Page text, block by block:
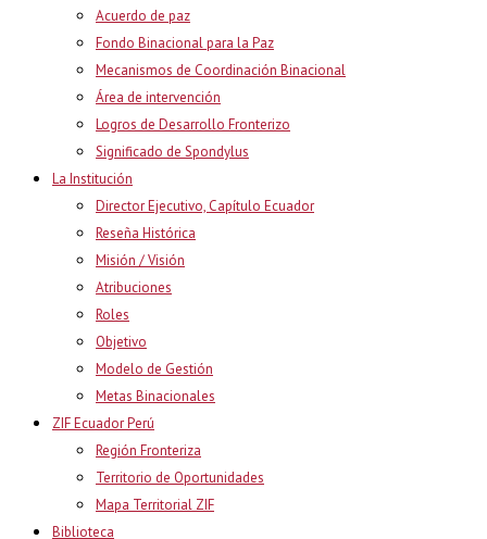
Acuerdo de paz
Fondo Binacional para la Paz
Mecanismos de Coordinación Binacional
Área de intervención
Logros de Desarrollo Fronterizo
Significado de Spondylus
La Institución
Director Ejecutivo, Capítulo Ecuador
Reseña Histórica
Misión / Visión
Atribuciones
Roles
Objetivo
Modelo de Gestión
Metas Binacionales
ZIF Ecuador Perú
Región Fronteriza
Territorio de Oportunidades
Mapa Territorial ZIF
Biblioteca